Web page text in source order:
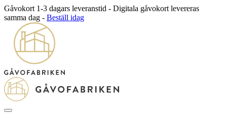
Gåvokort 1-3 dagars leveranstid - Digitala gåvokort levereras
samma dag - Beställ idag